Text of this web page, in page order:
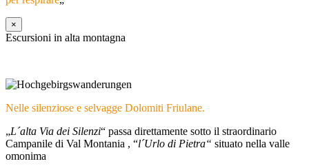
×
Escursioni in alta montagna
Nelle silenziose e selvagge Dolomiti Friulane.
„L´alta Via dei Silenzi“ passa direttamente sotto il straordinario
Campanile di Val Montania , “l´Urlo di Pietra“ situato nella valle
omonima